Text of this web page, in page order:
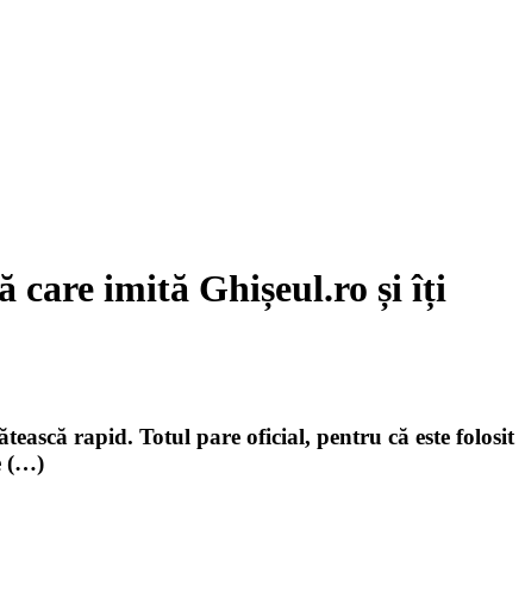
care imită Ghișeul.ro și îți
rapid. Totul pare oficial, pentru că este folosit
(…)